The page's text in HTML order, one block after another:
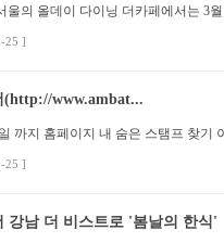
울의 올데이 다이닝 더카페에서는 3월
25 ]
(http://www.ambat...
까지 홈페이지 내 숨은 스탬프 찾기
25 ]
강남 더 비스트로 '봄날의 한식'